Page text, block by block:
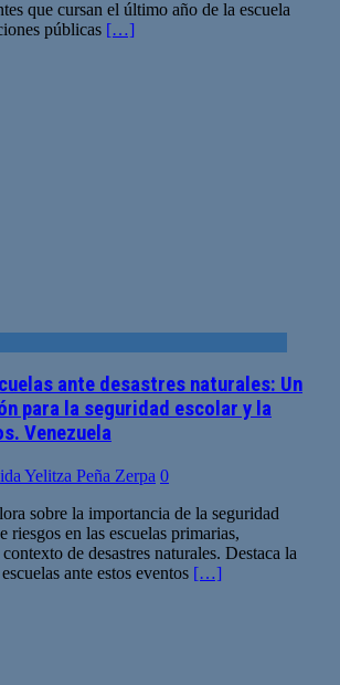
que cursan el último año de la escuela
públicas […]
ante desastres naturales: Un
para la seguridad escolar y la
Venezuela
Yelitza Peña Zerpa 0
sobre la importancia de la seguridad
riesgos en las escuelas primarias,
de desastres naturales. Destaca la
ante estos eventos […]